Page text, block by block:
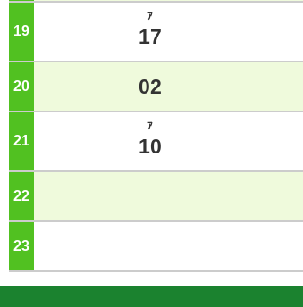
19
ｱ
17
20 02
21
ｱ
10
22
23